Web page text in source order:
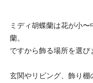
ミディ胡蝶蘭は花が小
蘭。
ですから飾る場所を選び
玄関やリビング、飾り棚